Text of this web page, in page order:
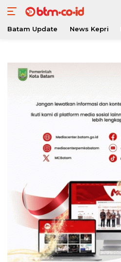
konten
Batam Update News Kepri